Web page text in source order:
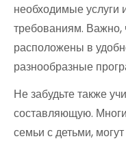
необходимые услуги
требованиям.
расположены в
разнообразные
Не забудьте также
составляющую.
семьи с детьми,